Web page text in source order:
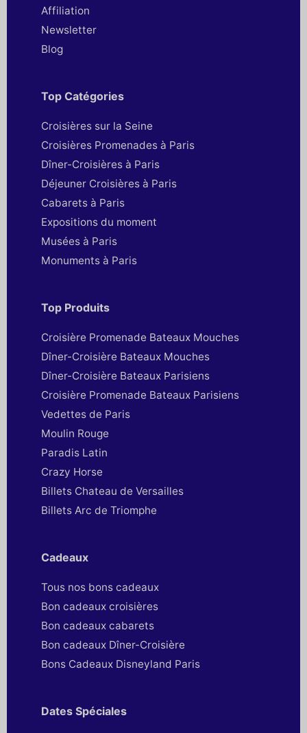
Affiliation
Newsletter
Blog
Top Catégories
Croisières sur la Seine
Croisières Promenades à Paris
Dîner-Croisières à Paris
Déjeuner Croisières à Paris
Cabarets à Paris
Expositions du moment
Musées à Paris
Monuments à Paris
Top Produits
Croisière Promenade Bateaux Mouches
Dîner-Croisière Bateaux Mouches
Dîner-Croisière Bateaux Parisiens
Croisière Promenade Bateaux Parisiens
Vedettes de Paris
Moulin Rouge
Paradis Latin
Crazy Horse
Billets Chateau de Versailles
Billets Arc de Triomphe
Cadeaux
Tous nos bons cadeaux
Bon cadeaux croisières
Bon cadeaux cabarets
Bon cadeaux Dîner-Croisière
Bons Cadeaux Disneyland Paris
Dates Spéciales